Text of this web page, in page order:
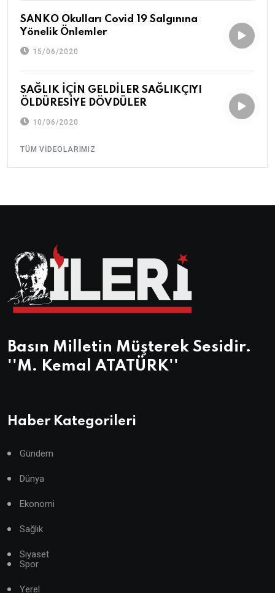
SANKO Okulları Covid 19 Salgınına
Yönelik Önlemler
15/06/2020
SAĞLIK İÇİN GELDİLER SAĞLIKÇIYI
ÖLDÜRESİYE DÖVDÜLER
10/06/2020
TÜM VIDEOLARIMIZ
Basın Milletin Müşterek Sesidir.
''M. Kemal ATATÜRK''
Haber Kategorileri
Gündem
Dünya
Ekonomi
Sağlık
Siyaset
Spor
Yerel